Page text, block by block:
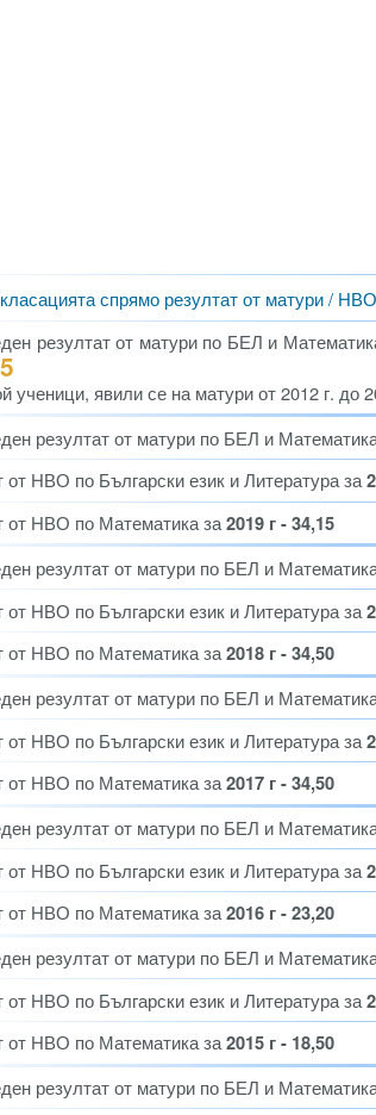
класацията спрямо резултат от матури / НВО
резултат от матури по БЕЛ и
явили се на матури от 2012 г. до
резултат от матури по БЕЛ и
от НВО по Български език и Литература за
от НВО по Математика за2019 г - 34,15
резултат от матури по БЕЛ и
от НВО по Български език и Литература за
от НВО по Математика за2018 г - 34,50
резултат от матури по БЕЛ и
от НВО по Български език и Литература за
от НВО по Математика за2017 г - 34,50
резултат от матури по БЕЛ и
от НВО по Български език и Литература за
от НВО по Математика за2016 г - 23,20
резултат от матури по БЕЛ и
от НВО по Български език и Литература за
от НВО по Математика за2015 г - 18,50
резултат от матури по БЕЛ и